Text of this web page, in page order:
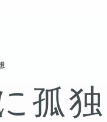
孤